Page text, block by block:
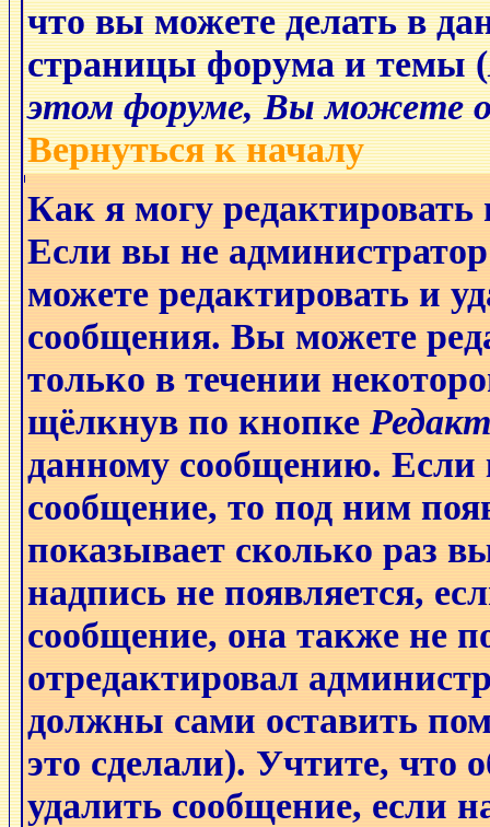
что вы можете делать в
страницы форума и темы (
этом форуме, Вы можете
Вернуться к началу
Как я могу
Если вы не
можете редактировать и
сообщения. Вы можете
только в течении
щёлкнув по кнопке
данному сообщению. Если
сообщение, то под ним
показывает сколько раз
надпись не появляется,
сообщение, она также не
отредактировал
должны сами оставить
это сделали). Учтите, что
удалить сообщение, если